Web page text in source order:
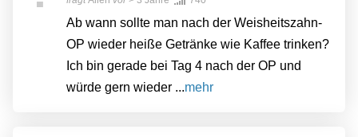
Ab wann sollte man nach der Weisheitszahn-
OP wieder heiße Getränke wie Kaffee trinken?
Ich bin gerade bei Tag 4 nach der OP und
würde gern wieder ...mehr